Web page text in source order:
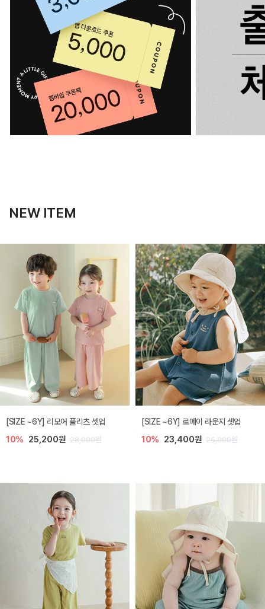
NEW ITEM
[SIZE ~6Y] 리모어 플리츠 셋업
10% 25,200원 28,000원
[SIZE ~6Y] 로메이 라운지 셋업
10% 23,400원 26,000원